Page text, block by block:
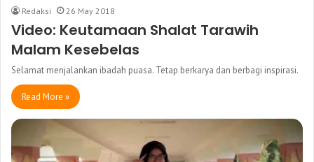
Redaksi 26 May 2018
Video: Keutamaan Shalat Tarawih
Malam Kesebelas
Selamat menjalankan ibadah puasa. Tetap berkarya dan berbagi inspirasi.
Read More »